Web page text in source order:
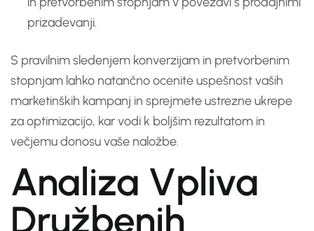
prizadevanji.
S pravilnim sledenjem konverzijam in pretvorbenim
stopnjam lahko natančno ocenite uspešnost vaših
marketinških kampanj in sprejmete ustrezne ukrepe
za optimizacijo, kar vodi k boljšim rezultatom in
večjemu donosu vaše naložbe.
Analiza Vpliva
Družbenih